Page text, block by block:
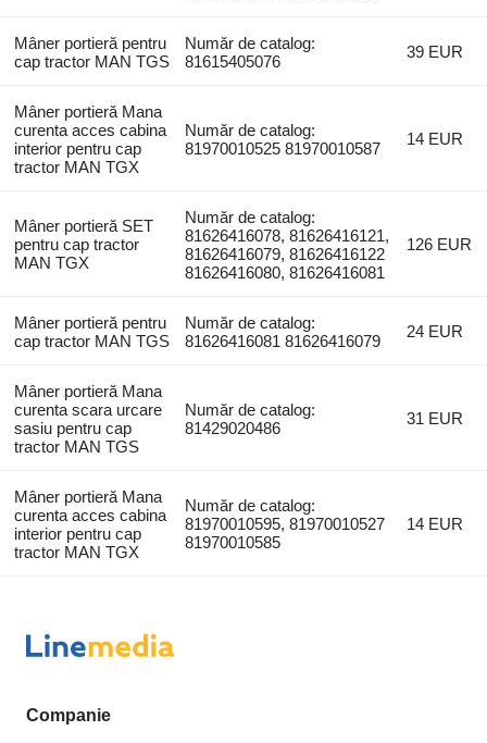
Mâner portieră pentru
cap tractor MAN TGS
Număr de catalog:
81615405076
39 EUR
Mâner portieră Mana
curenta acces cabina
interior pentru cap
tractor MAN TGX
Număr de catalog:
81970010525 81970010587
14 EUR
Mâner portieră SET
pentru cap tractor
MAN TGX
Număr de catalog:
81626416078, 81626416121,
81626416079, 81626416122
81626416080, 81626416081
126 EUR
Mâner portieră pentru
cap tractor MAN TGS
Număr de catalog:
81626416081 81626416079
24 EUR
Mâner portieră Mana
curenta scara urcare
sasiu pentru cap
tractor MAN TGS
Număr de catalog:
81429020486
31 EUR
Mâner portieră Mana
curenta acces cabina
interior pentru cap
tractor MAN TGX
Număr de catalog:
81970010595, 81970010527
81970010585
14 EUR
Companie